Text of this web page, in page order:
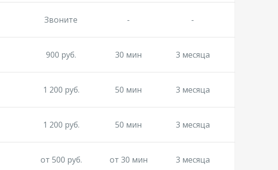
Звоните - -
900 руб. 30 мин 3 месяца
1 200 руб. 50 мин 3 месяца
1 200 руб. 50 мин 3 месяца
от 500 руб. от 30 мин 3 месяца